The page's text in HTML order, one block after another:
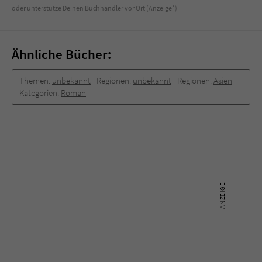
oder unterstütze Deinen Buchhändler vor Ort (Anzeige*)
Ähnliche Bücher:
Themen: unbekannt Regionen: unbekannt Regionen: Asien
Kategorien: Roman
Sicherheitscode des Kontaktformulars zu